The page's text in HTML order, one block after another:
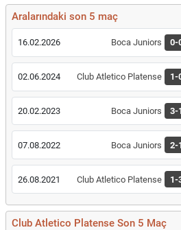
Aralarındaki son 5 maç
16.02.2026 Boca Juniors 0-
02.06.2024 Club Atletico Platense 1-
20.02.2023 Boca Juniors 3-1
07.08.2022 Boca Juniors 2-1
26.08.2021 Club Atletico Platense 1-
Club Atletico Platense Son 5 Maç